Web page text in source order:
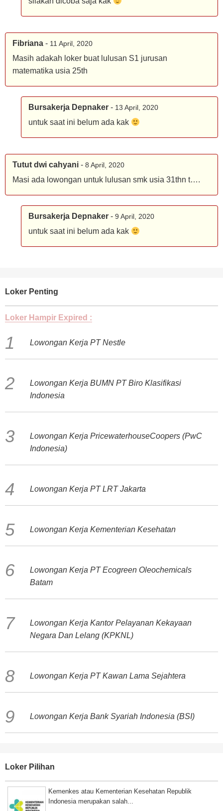
Fibriana - 11 April, 2020
Masih adakah loker buat lulusan S1 jurusan
matematika usia 25th
Bursakerja Depnaker - 13 April, 2020
untuk saat ini belum ada kak
Tutut dwi cahyani - 8 April, 2020
Masi ada lowongan untuk lulusan smk usia 31thn t….
Bursakerja Depnaker - 9 April, 2020
untuk saat ini belum ada kak
Loker Penting
Loker Hampir Expired :
Lowongan Kerja PT Nestle
Lowongan Kerja BUMN PT Biro Klasifikasi
Indonesia
Lowongan Kerja PricewaterhouseCoopers (PwC
Indonesia)
Lowongan Kerja PT LRT Jakarta
Lowongan Kerja Kementerian Kesehatan
Lowongan Kerja PT Ecogreen Oleochemicals
Batam
Lowongan Kerja Kantor Pelayanan Kekayaan
Negara Dan Lelang (KPKNL)
Lowongan Kerja PT Kawan Lama Sejahtera
Lowongan Kerja Bank Syariah Indonesia (BSI)
Loker Pilihan
Kemenkes atau Kementerian Kesehatan Republik
Indonesia merupakan salah...